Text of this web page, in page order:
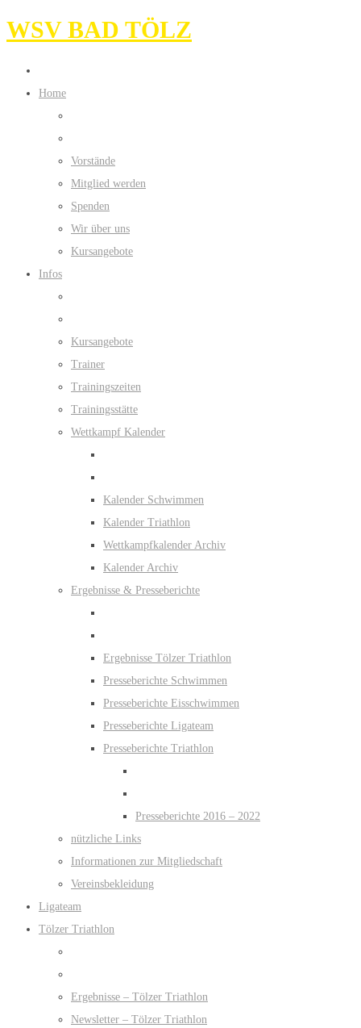
WSV BAD TÖLZ
Home
Vorstände
Mitglied werden
Spenden
Wir über uns
Kursangebote
Infos
Kursangebote
Trainer
Trainingszeiten
Trainingsstätte
Wettkampf Kalender
Kalender Schwimmen
Kalender Triathlon
Wettkampfkalender Archiv
Kalender Archiv
Ergebnisse & Presseberichte
Ergebnisse Tölzer Triathlon
Presseberichte Schwimmen
Presseberichte Eisschwimmen
Presseberichte Ligateam
Presseberichte Triathlon
Presseberichte 2016 – 2022
nützliche Links
Informationen zur Mitgliedschaft
Vereinsbekleidung
Ligateam
Tölzer Triathlon
Ergebnisse – Tölzer Triathlon
Newsletter – Tölzer Triathlon